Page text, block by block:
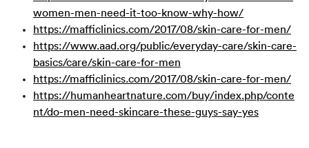
women-men-need-it-too-know-why-how/
https://mafficlinics.com/2017/08/skin-care-for-men/
https://www.aad.org/public/everyday-care/skin-care-
basics/care/skin-care-for-men
https://mafficlinics.com/2017/08/skin-care-for-men/
https://humanheartnature.com/buy/index.php/conte
nt/do-men-need-skincare-these-guys-say-yes